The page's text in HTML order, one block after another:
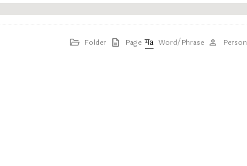
Folder Page Word/Phrase Person